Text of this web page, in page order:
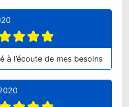
à l’écoute de mes besoins